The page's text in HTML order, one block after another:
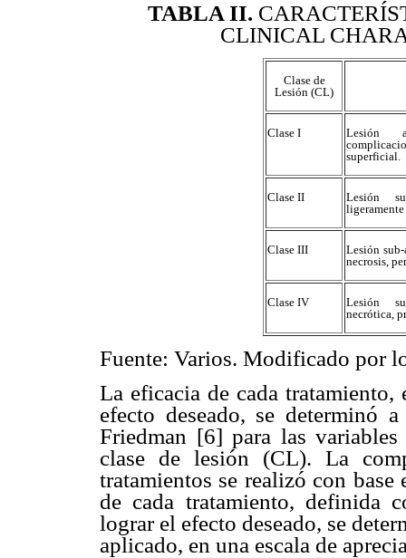
TABLA II.
CLINICAL
Clase de
Lesión (CL)
Clase I
Lesión
superficial.
Clase II
Lesión
Clase III
Lesión
necrosis,
Clase IV
Lesión
necrótica,
Fuente: Varios. Modificado por
La eficacia de cada tratamiento,
efecto deseado, se determinó
Friedman [6] para las
clase de lesión (CL). La
tratamientos se realizó con
de cada tratamiento, definida
lograr el efecto deseado, se
aplicado, en una escala de